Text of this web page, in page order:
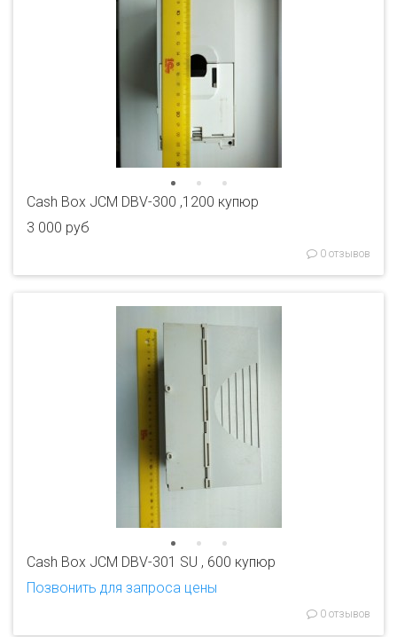
Cash Box JCM DBV-300 ,1200 купюр
3 000 руб
0 отзывов
Cash Box JCM DBV-301 SU , 600 купюр
Позвонить для запроса цены
0 отзывов